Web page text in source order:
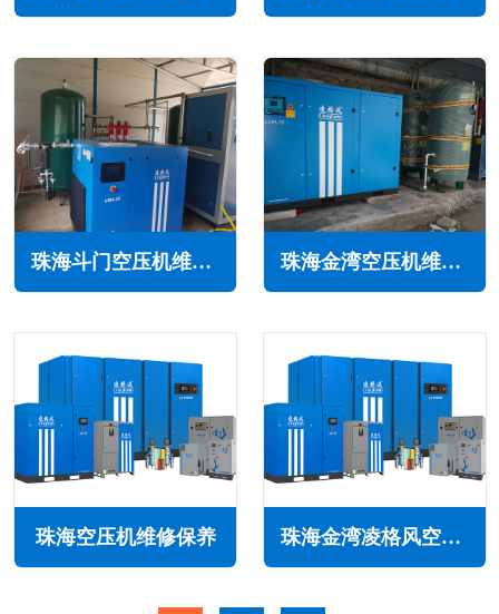
珠海斗门空压机维修保养 珠海金湾空压机维修保养
珠海空压机维修保养 珠海金湾凌格风空压机维修保养售后服务电话